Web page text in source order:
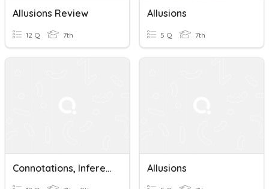
Allusions Review
12 Q 7th
Allusions
5 Q 7th
Connotations, Inferences, Allusions, Analysis Allusions